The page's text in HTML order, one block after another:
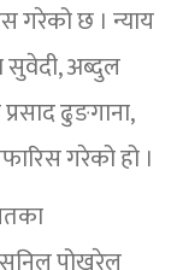
गरेको छ । न्याय
सुवेदी, अब्दुल
ढुङगाना,
गरेको हो ।